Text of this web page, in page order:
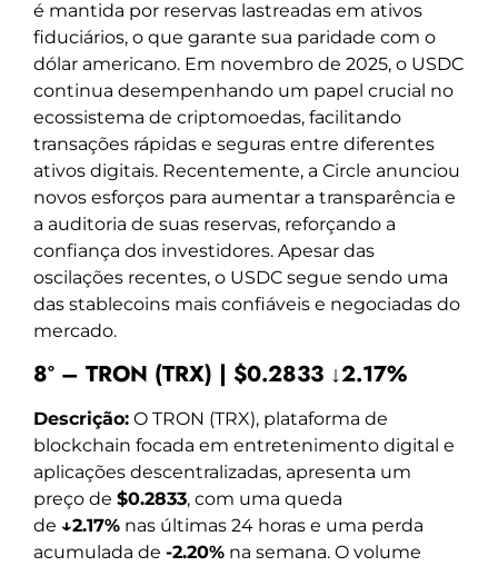
é mantida por reservas lastreadas em ativos
fiduciários, o que garante sua paridade com o
dólar americano. Em novembro de 2025, o USDC
continua desempenhando um papel crucial no
ecossistema de criptomoedas, facilitando
transações rápidas e seguras entre diferentes
ativos digitais. Recentemente, a Circle anunciou
novos esforços para aumentar a transparência e
a auditoria de suas reservas, reforçando a
confiança dos investidores. Apesar das
oscilações recentes, o USDC segue sendo uma
das stablecoins mais confiáveis e negociadas do
mercado.
8º – TRON (TRX) | $0.2833 ↓2.17%
Descrição: O TRON (TRX), plataforma de
blockchain focada em entretenimento digital e
aplicações descentralizadas, apresenta um
preço de $0.2833, com uma queda
de ↓2.17% nas últimas 24 horas e uma perda
acumulada de -2.20% na semana. O volume